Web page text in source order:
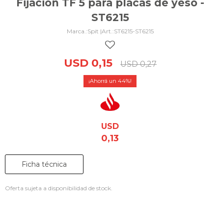
Fijación TF 5 para placas de yeso -
ST6215
Spit | ST6215-ST6215
USD 0,15 USD 0,27
44
USD
0,13
Ficha técnica
Oferta sujeta a disponibilidad de stock.